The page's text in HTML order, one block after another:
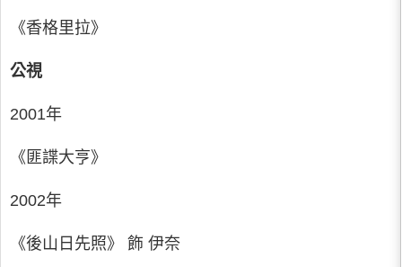
《香格里拉》
公視
2001年
《匪諜大亨》
2002年
《後山日先照》 飾 伊奈